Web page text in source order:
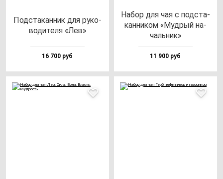
Под­ста­кан­ник для ру­ко­
во­ди­те­ля «Лев»
16 700 руб
Набор для чая с под­ста­
кан­ни­ком «Муд­рый на­
чаль­ник»
11 900 руб